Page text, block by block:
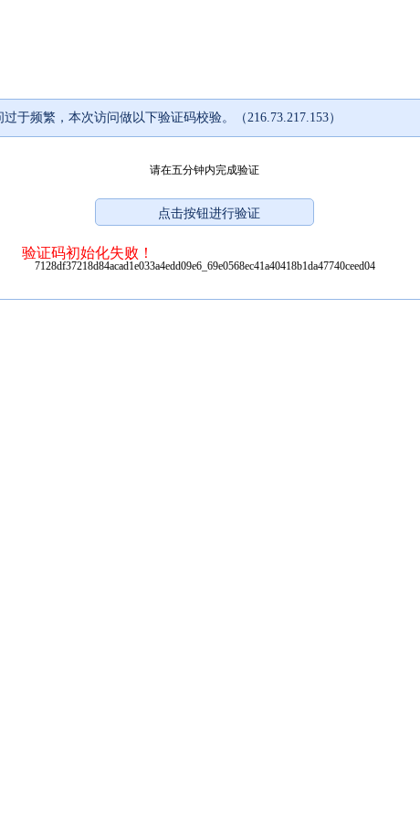
过于频繁，本次访问做以下验证码校验。（216.73.217.153）
请在五分钟内完成验证
验证码初始化失败！
7128df37218d84acad1e033a4edd09e6_69e0568ec41a40418b1da47740ceed04